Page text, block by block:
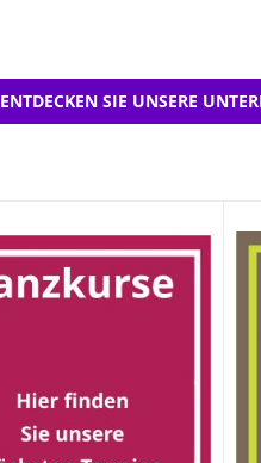
ENTDECKEN SIE UNSERE